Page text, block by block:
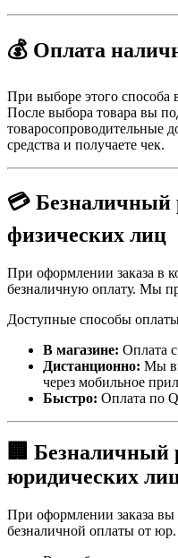
💰 Оплата
При выборе этого способа
После выбора товара вы
товаросопроводительные
средства и получаете чек.
💳 Безналичный
физических лиц
При оформлении заказа в
безналичную оплату. Мы
Доступные способы
В магазине: Оплата
Дистанционно: Мы
через мобильное
Быстро: Оплата по
🏢 Безналичный
юридических
При оформлении заказа вы
безналичной оплаты от